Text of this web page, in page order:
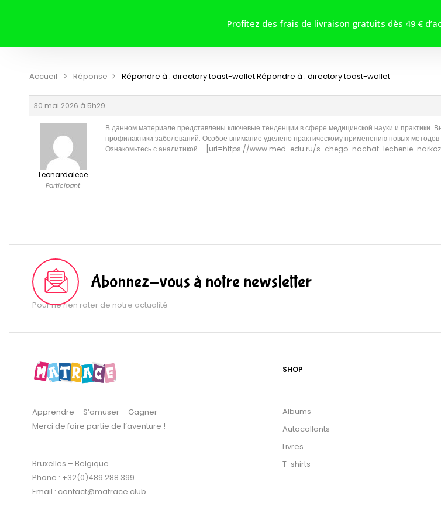
Profitez des frais de livraison gratuits dès 49 €
A PROPOS DE NOUS BOUTIQUE TOMES
CONCOURS
Accueil Réponse Répondre à : directory toast-walletRépondre à : directory toast-wallet
30 mai 2026 à 5h29
Leonardalece
Participant
В данном материале представлены ключевые тенденции в сфере медицинской науки и практики.
профилактики заболеваний. Особое внимание уделено практическому применению новых методов
Ознакомьтесь с аналитикой – [url=https://www.med-edu.ru/s-chego-nachat-lechenie-
Abonnez-vous à notre newsletter
Pour ne rien rater de notre actualité
Apprendre – S’amuser – Gagner
Merci de faire partie de l’aventure !
Bruxelles – Belgique
Phone : +32(0)489.288.399
Email : contact@matrace.club
SHOP
Albums
Autocollants
Livres
T-shirts